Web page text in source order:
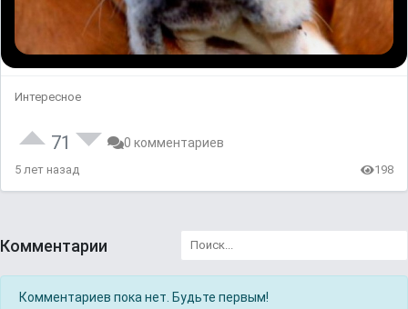
Интересное
71 0 комментариев
5 лет назад 198
Комментарии
Комментариев пока нет. Будьте первым!